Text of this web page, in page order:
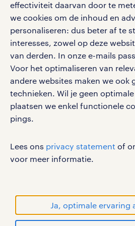
effectiviteit daarvan door te
we cookies om de inhoud en
personaliseren: dus beter af te
interesses, zowel op deze
van derden. In onze e-mails
Voor het optimaliseren van
andere websites maken we ook
technieken. Wil je geen
plaatsen we enkel functionele
pings.
Lees ons privacy statement of
voor meer informatie.
Ja, optimale ervaring
Volg ons voor de leukste
vacatures, solliciteren en
werken bij randstad
gebruikersvoorwaarden
privacystatement
cookies
handelsmerken van Randstad